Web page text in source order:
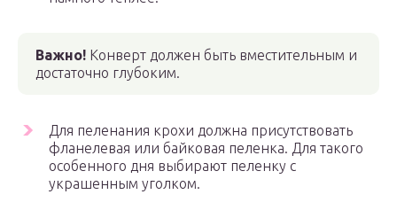
Важно! Конверт должен быть вместительным и
достаточно глубоким.
Для пеленания крохи должна присутствовать
фланелевая или байковая пеленка. Для такого
особенного дня выбирают пеленку с
украшенным уголком.